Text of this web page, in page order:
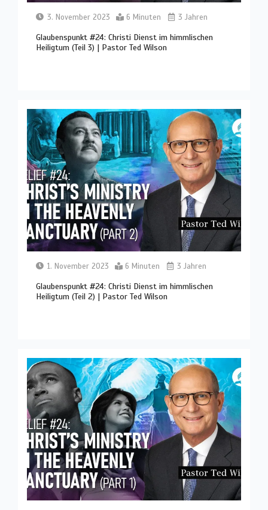
3. November 2023 6 Minuten 3 Jahren
Glaubenspunkt #24: Christi Dienst im himmlischen
Heiligtum (Teil 3) | Pastor Ted Wilson
1. November 2023 6 Minuten 3 Jahren
Glaubenspunkt #24: Christi Dienst im himmlischen
Heiligtum (Teil 2) | Pastor Ted Wilson